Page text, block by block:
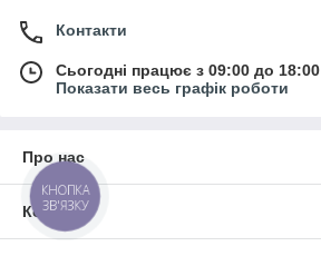
Контакти
Сьогодні працює з 09:00 до 18:00
Показати весь графік роботи
Про нас
Контакти
КНОПКА
ЗВ'ЯЗКУ